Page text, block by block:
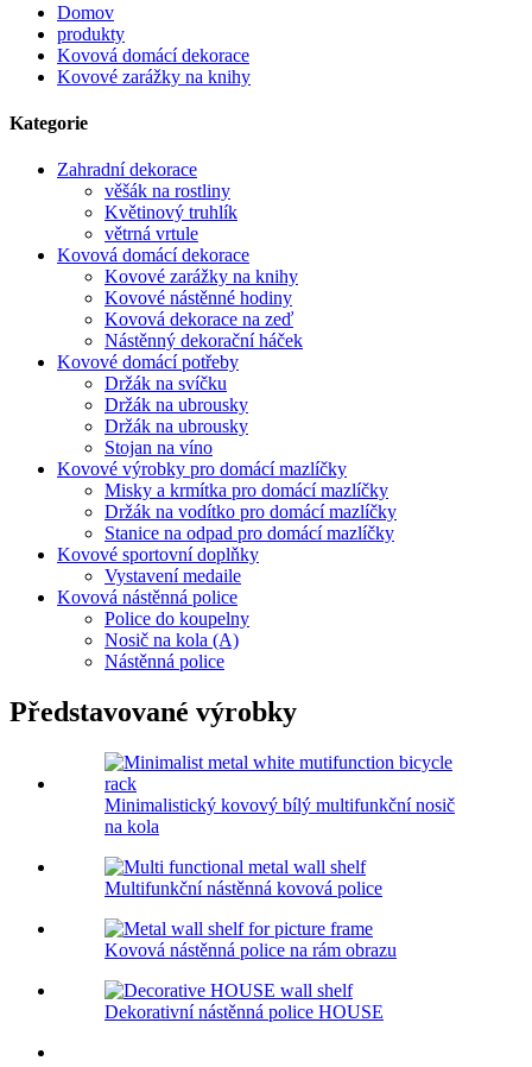
Domov
produkty
Kovová domácí dekorace
Kovové zarážky na knihy
Kategorie
Zahradní dekorace
věšák na rostliny
Květinový truhlík
větrná vrtule
Kovová domácí dekorace
Kovové zarážky na knihy
Kovové nástěnné hodiny
Kovová dekorace na zeď
Nástěnný dekorační háček
Kovové domácí potřeby
Držák na svíčku
Držák na ubrousky
Držák na ubrousky
Stojan na víno
Kovové výrobky pro domácí mazlíčky
Misky a krmítka pro domácí mazlíčky
Držák na vodítko pro domácí mazlíčky
Stanice na odpad pro domácí mazlíčky
Kovové sportovní doplňky
Vystavení medaile
Kovová nástěnná police
Police do koupelny
Nosič na kola (A)
Nástěnná police
Představované výrobky
Minimalistický kovový bílý multifunkční nosič
na kola
Multifunkční nástěnná kovová police
Kovová nástěnná police na rám obrazu
Dekorativní nástěnná police HOUSE